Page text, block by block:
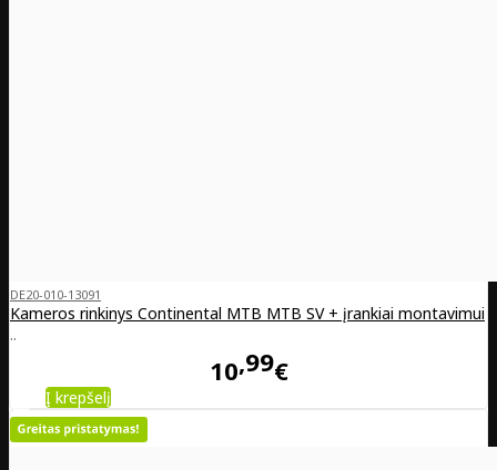
DE20-010-13091
Kameros rinkinys Continental MTB MTB SV + įrankiai montavimui
..
10 99€
Į krepšelį